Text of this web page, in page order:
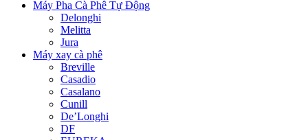
Máy Pha Cà Phê Tự Động
Delonghi
Melitta
Jura
Máy xay cà phê
Breville
Casadio
Casalano
Cunill
De’Longhi
DF